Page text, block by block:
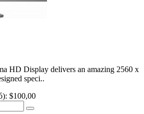
HD Display delivers an amazing 2560 x
speci..
$100,00